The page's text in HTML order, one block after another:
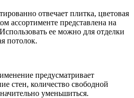
отвечает плитка, цветовая
ассортименте представлена на
ее можно для отделки
потолок.
предусматривает
стен, количество свободной
уменьшиться.